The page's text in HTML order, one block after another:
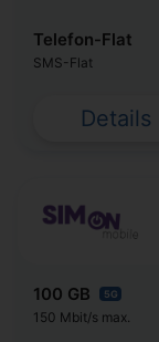
Telefon-Flat
SMS-Flat
Details
100 GB 5G
150 Mbit/s max.